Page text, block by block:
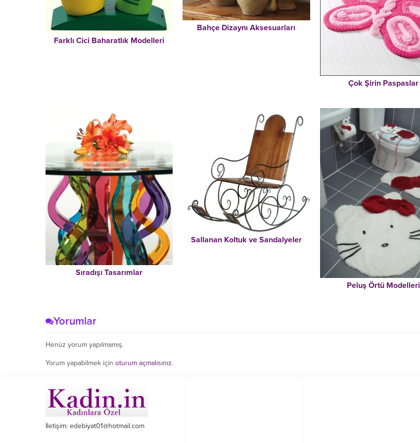
Farklı Cici Baharatlık Modelleri
Bahçe Dizaynı Aksesuarları
Çok Şirin Paspaslar
Sıradışı Tasarımlar
Sallanan Koltuk ve Sandalyeler
Peluş Örtü Modelleri
Yorumlar
Henüz yorum yapılmamış.
Yorum yapabilmek için oturum açmalısınız.
İletişim: edebiyat01@hotmail.com